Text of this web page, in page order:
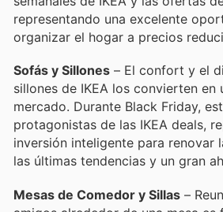
representando una excelente
organizar el hogar a precios
Sofás y Sillones – El confort y el
sillones de IKEA los convierten en
mercado. Durante Black Friday,
protagonistas de las IKEA deals,
inversión inteligente para renovar
las últimas tendencias y un gran
Mesas de Comedor y Sillas –